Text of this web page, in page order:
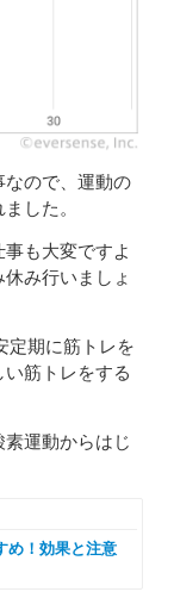
なので、運動の
した。
も大変ですよ
み行いましょ
定期に筋トレを
筋トレをする
運動からはじ
め！効果と注意